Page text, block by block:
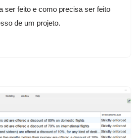
ser feito e como precisa ser feito
de um projeto.